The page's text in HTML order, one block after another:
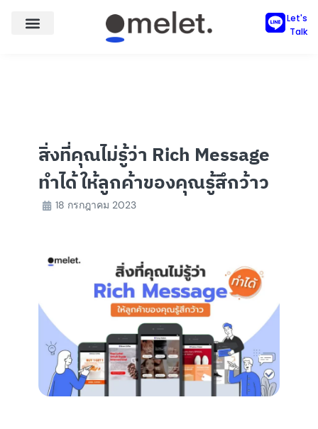
Let's
Talk
สิ่งที่คุณไม่รู้ว่า Rich Message
ทำได้ ให้ลูกค้าของคุณรู้สึกว้าว
18 กรกฎาคม 2023